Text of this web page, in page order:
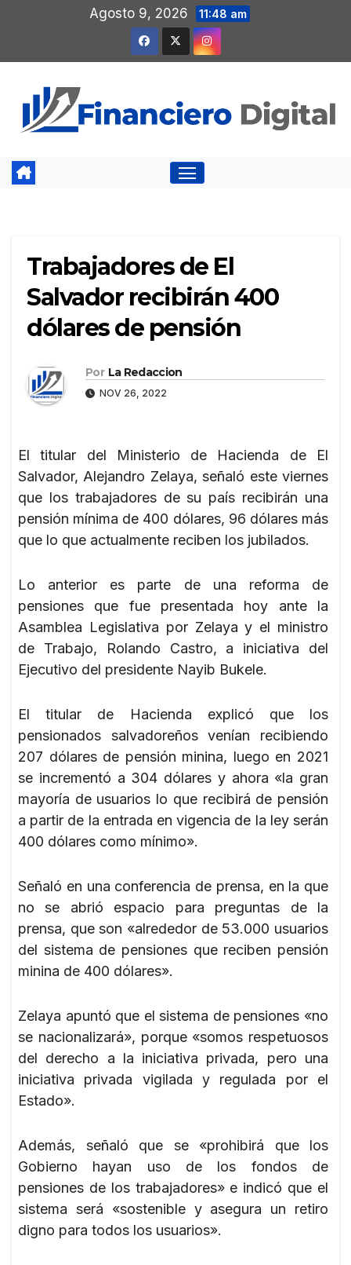
contenido
Agosto 9, 2026 11:48 am
Trabajadores de El
Salvador recibirán 400
dólares de pensión
Por La Redaccion
NOV 26, 2022
El titular del Ministerio de Hacienda de El
Salvador, Alejandro Zelaya, señaló este viernes
que los trabajadores de su país recibirán una
pensión mínima de 400 dólares, 96 dólares más
que lo que actualmente reciben los jubilados.
Lo anterior es parte de una reforma de
pensiones que fue presentada hoy ante la
Asamblea Legislativa por Zelaya y el ministro
de Trabajo, Rolando Castro, a iniciativa del
Ejecutivo del presidente Nayib Bukele.
El titular de Hacienda explicó que los
pensionados salvadoreños venían recibiendo
207 dólares de pensión minina, luego en 2021
se incrementó a 304 dólares y ahora «la gran
mayoría de usuarios lo que recibirá de pensión
a partir de la entrada en vigencia de la ley serán
400 dólares como mínimo».
Señaló en una conferencia de prensa, en la que
no se abrió espacio para preguntas de la
prensa, que son «alrededor de 53.000 usuarios
del sistema de pensiones que reciben pensión
minina de 400 dólares».
Zelaya apuntó que el sistema de pensiones «no
se nacionalizará», porque «somos respetuosos
del derecho a la iniciativa privada, pero una
iniciativa privada vigilada y regulada por el
Estado».
Además, señaló que se «prohibirá que los
Gobierno hayan uso de los fondos de
pensiones de los trabajadores» e indicó que el
sistema será «sostenible y asegura un retiro
digno para todos los usuarios».